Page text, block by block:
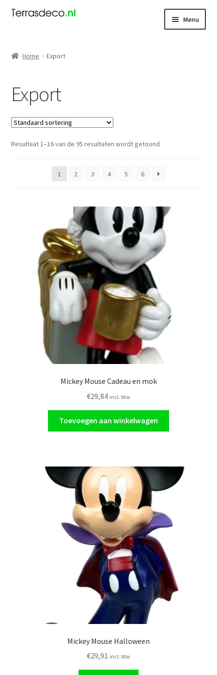
Ga
navigatie
Ga
inhoud
Menu
Kabouters
Mensen
Nieuw
Ornamenten
Home Export
Export
Resultaat 1–16 van de 95 resultaten wordt getoond
1 2 3 4 5 6
Mickey Mouse Cadeau en mok
€29,84 incl. btw
Toevoegen aan winkelwagen
Mickey Mouse Halloween
€29,91 incl. btw